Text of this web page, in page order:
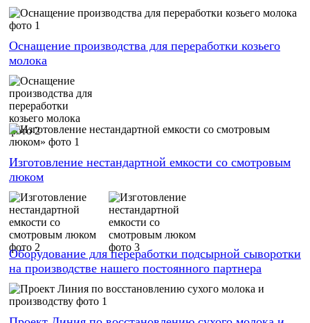
Оснащение производства для переработки козьего
молока
Изготовление нестандартной емкости со смотровым
люком
Оборудование для переработки подсырной сыворотки
на производстве нашего постоянного партнера